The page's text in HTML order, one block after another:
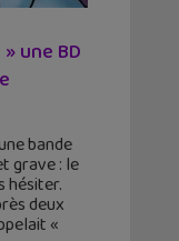
une BD
bande
grave : le
hésiter.
deux
«